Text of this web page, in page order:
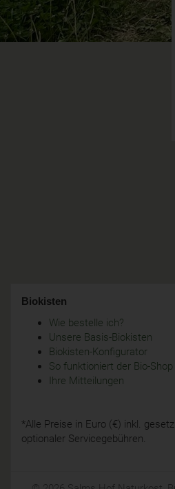
Biokisten
Wie bestelle ich?
Unsere Basis-Biokisten
Biokisten-Konfigurator
So funktioniert der Bio-Shop
Ihre Mitteilungen
*Alle Preise in Euro (€) inkl.
optionaler Servicegebühren.